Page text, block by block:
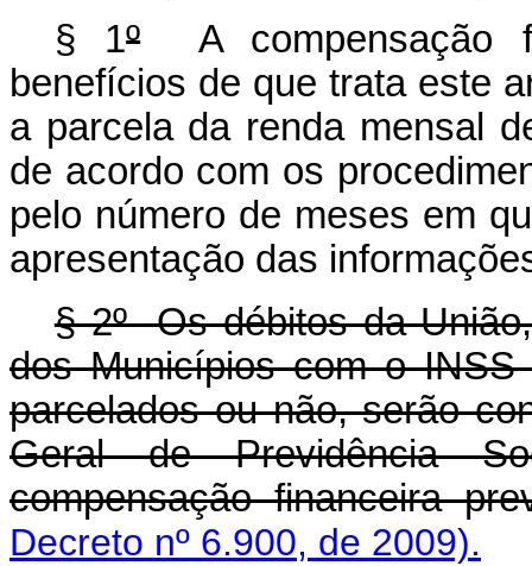
§ 1ºA compensação
benefícios de que trata este
a parcela da renda mensal
de acordo com os
pelo número de meses em
apresentação das
§ 2º Os débitos da
dos Municípios com o
parcelados ou não, serão
Geral de Previdência
compensação financeira
Decreto nº 6.900, de 2009).